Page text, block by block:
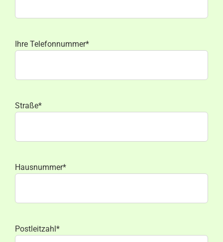
Ihre Telefonnummer*
Straße*
Hausnummer*
Postleitzahl*